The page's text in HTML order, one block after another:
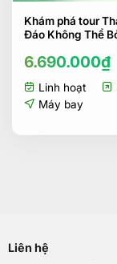
Khám phá tour
Đáo Không Thể
6.690.000₫
Linh hoạt
Máy bay
Liên hệ